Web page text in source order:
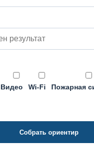
Видео Wi-Fi Пожарная
Собрать ориентир